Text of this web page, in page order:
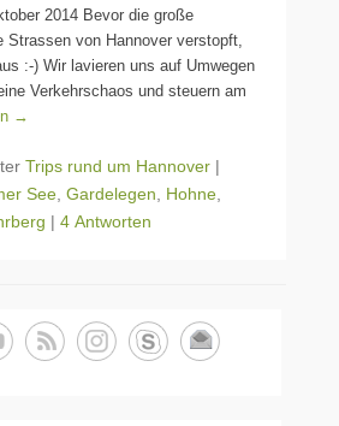
2014 Bevor die große
Strassen von Hannover verstopft,
:-) Wir lavieren uns auf Umwegen
Verkehrschaos und steuern am
→
Trips rund um Hannover |
See Gardelegen Hohne
| 4 Antworten